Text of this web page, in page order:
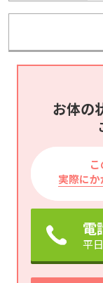
お体の
実際に
電
平